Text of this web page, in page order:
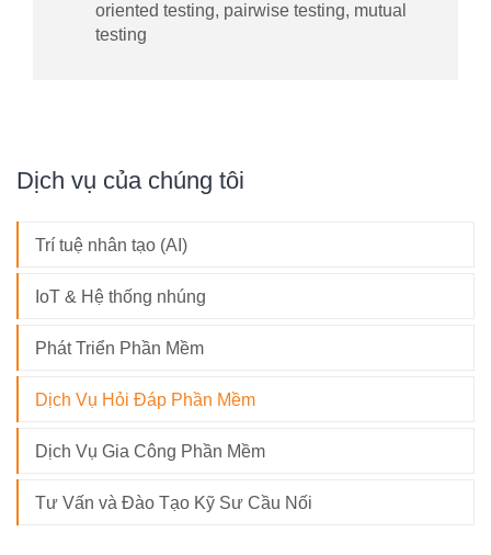
oriented testing, pairwise testing, mutual
testing
Dịch vụ của chúng tôi
Trí tuệ nhân tạo (AI)
IoT & Hệ thống nhúng
Phát Triển Phần Mềm
Dịch Vụ Hỏi Đáp Phần Mềm
Dịch Vụ Gia Công Phần Mềm
Tư Vấn và Đào Tạo Kỹ Sư Cầu Nối